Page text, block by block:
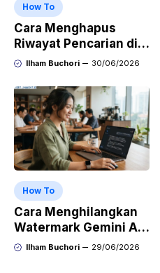
How To
Cara Menghapus
Riwayat Pencarian di
Play Store di HP
OPPO, dan Vivo
Ilham Buchori 30/06/2026
How To
Cara Menghilangkan
Watermark Gemini AI
dengan Mudah Hasil
Ilham Buchori 29/06/2026